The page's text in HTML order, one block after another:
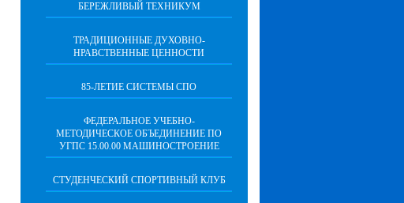
БЕРЕЖЛИВЫЙ ТЕХНИКУМ
ТРАДИЦИОННЫЕ ДУХОВНО-
НРАВСТВЕННЫЕ ЦЕННОСТИ
85-ЛЕТИЕ СИСТЕМЫ СПО
ФЕДЕРАЛЬНОЕ УЧЕБНО-
МЕТОДИЧЕСКОЕ ОБЪЕДИНЕНИЕ ПО
УГПС 15.00.00 МАШИНОСТРОЕНИЕ
СТУДЕНЧЕСКИЙ СПОРТИВНЫЙ КЛУБ